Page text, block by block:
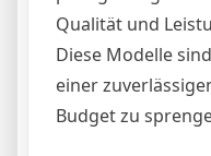
Qualität und
Diese Modelle
einer
Budget zu